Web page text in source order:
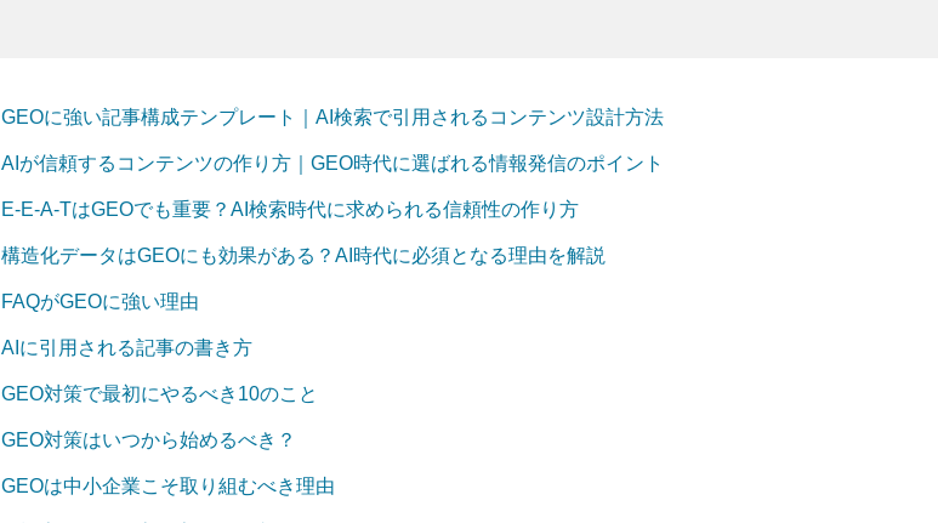
GEOに強い記事構成テンプレート｜AI検索で引用されるコンテンツ設計方法
AIが信頼するコンテンツの作り方｜GEO時代に選ばれる情報発信のポイント
E-E-A-TはGEOでも重要？AI検索時代に求められる信頼性の作り方
構造化データはGEOにも効果がある？AI時代に必須となる理由を解説
FAQがGEOに強い理由
AIに引用される記事の書き方
GEO対策で最初にやるべき10のこと
GEO対策はいつから始めるべき？
GEOは中小企業こそ取り組むべき理由